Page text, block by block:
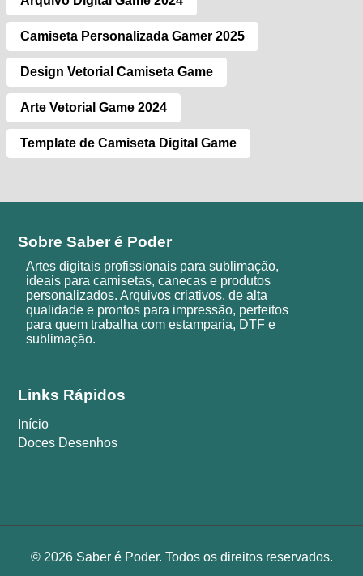
Camiseta Personalizada Gamer 2025
Design Vetorial Camiseta Game
Arte Vetorial Game 2024
Template de Camiseta Digital Game
Sobre Saber é Poder
Artes digitais profissionais para sublimação,
ideais para camisetas, canecas e produtos
personalizados. Arquivos criativos, de alta
qualidade e prontos para impressão, perfeitos
para quem trabalha com estamparia, DTF e
sublimação.
Links Rápidos
Início
Doces Desenhos
© 2026 Saber é Poder. Todos os direitos reservados.